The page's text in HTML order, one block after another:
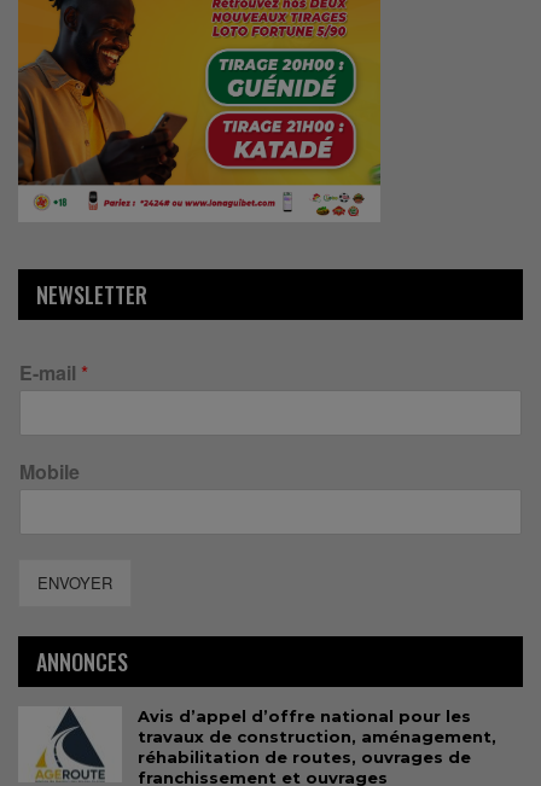
NEWSLETTER
E-mail *
Mobile
ENVOYER
ANNONCES
Avis d’appel d’offre national pour les
travaux de construction, aménagement,
réhabilitation de routes, ouvrages de
franchissement et ouvrages